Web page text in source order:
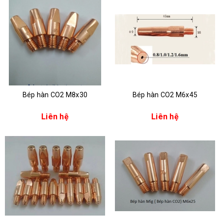
Bép hàn CO2 M8x30
Liên hệ
Bép hàn CO2 M6x45
Liên hệ